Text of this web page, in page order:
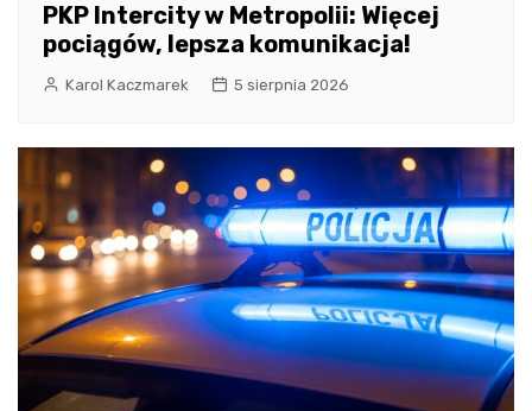
PKP Intercity w Metropolii: Więcej
pociągów, lepsza komunikacja!
Karol Kaczmarek 5 sierpnia 2026